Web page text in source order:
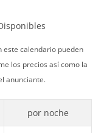
este calendario pueden
los precios así como la
anunciante.
por noche